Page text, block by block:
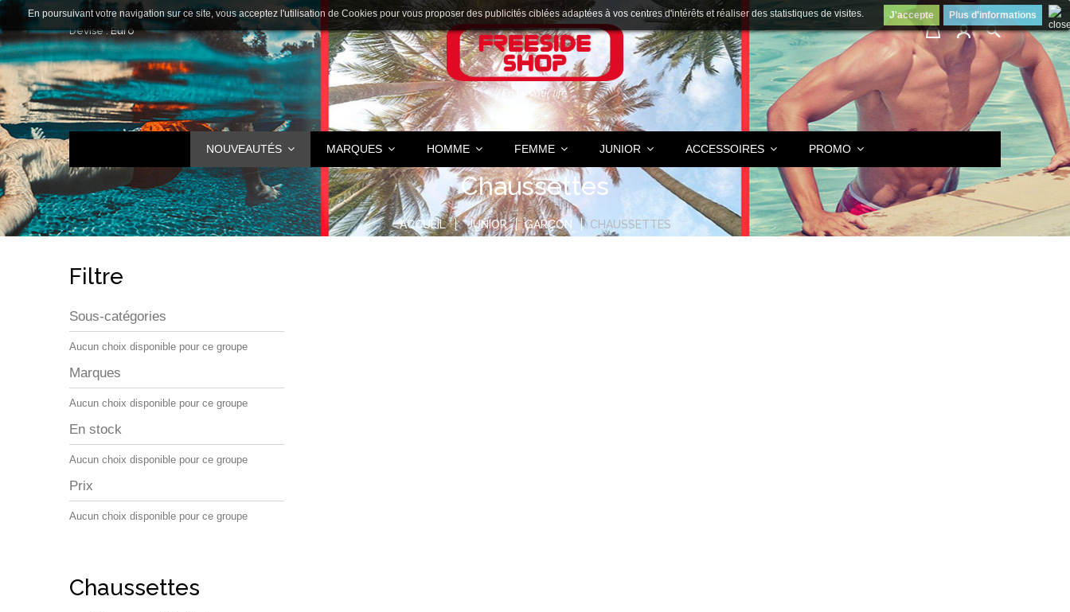
Devise : Euro
NOUVEAUTÉS MARQUES HOMME FEMME JUNIOR ACCESSOIRES PROMO
En poursuivant votre navigation sur ce site, vous acceptez l'utilisation de Cookies pour vous proposer des publicités ciblées adaptées à vos centres d'intérêts et réaliser des statistiques de visites. J'accepte Plus d'informations
Chaussettes
ACCUEIL JUNIOR GARÇON CHAUSSETTES
Filtre
Sous-catégories
Aucun choix disponible pour ce groupe
Marques
Aucun choix disponible pour ce groupe
En stock
Aucun choix disponible pour ce groupe
Prix
Aucun choix disponible pour ce groupe
Chaussettes